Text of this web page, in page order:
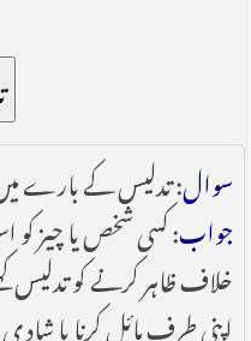
سوال: تدلیس کے بارے
جواب: کسی شخص یا چیز
خلاف ظاہر کرنے کو تدلیس
اپنی طرف مائل کرنا یا